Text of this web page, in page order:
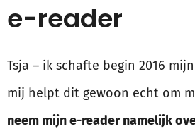
e-reader
Tsja – ik schafte begin 2016
mij helpt dit gewoon echt om
neem mijn e-reader namelijk